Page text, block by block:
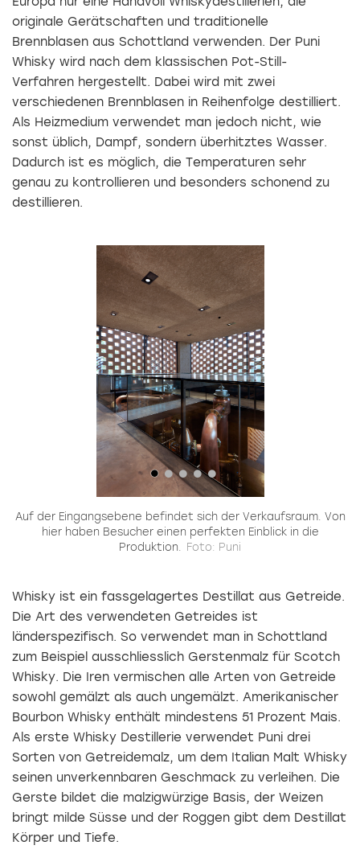
originale Gerätschaften und traditionelle
Brennblasen aus Schottland verwenden. Der Puni
Whisky wird nach dem klassischen Pot-Still-
Verfahren hergestellt. Dabei wird mit zwei
verschiedenen Brennblasen in Reihenfolge destilliert.
Als Heizmedium verwendet man jedoch nicht, wie
sonst üblich, Dampf, sondern überhitztes Wasser.
Dadurch ist es möglich, die Temperaturen sehr
genau zu kontrollieren und besonders schonend zu
destillieren.
Auf der Eingangsebene befindet sich der Verkaufsraum. Von
hier haben Besucher einen perfekten Einblick in die
Produktion. Foto: Puni
Whisky ist ein fassgelagertes Destillat aus Getreide.
Die Art des verwendeten Getreides ist
länderspezifisch. So verwendet man in Schottland
zum Beispiel ausschliesslich Gerstenmalz für Scotch
Whisky. Die Iren vermischen alle Arten von Getreide
sowohl gemälzt als auch ungemälzt. Amerikanischer
Bourbon Whisky enthält mindestens 51 Prozent Mais.
Als erste Whisky Destillerie verwendet Puni drei
Sorten von Getreidemalz, um dem Italian Malt Whisky
seinen unverkennbaren Geschmack zu verleihen. Die
Gerste bildet die malzigwürzige Basis, der Weizen
bringt milde Süsse und der Roggen gibt dem Destillat
Körper und Tiefe.